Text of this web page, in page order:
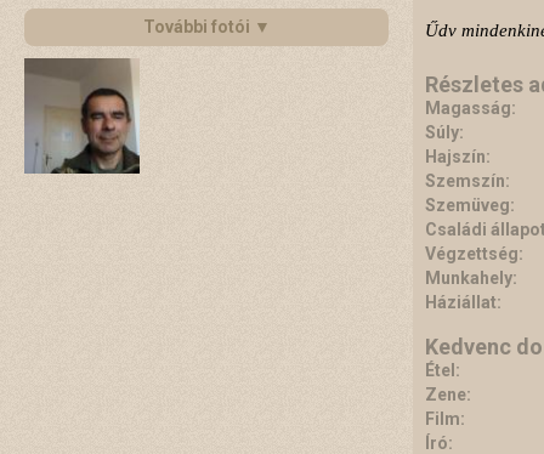
További fotói ▼ Űdv
Részletes
Magasság:
Súly:
Hajszín:
Szemszín:
Szemüveg:
Családi
Végzettség:
Munkahely:
Háziállat:
Kedvenc
Étel:
Zene:
Film:
Író: